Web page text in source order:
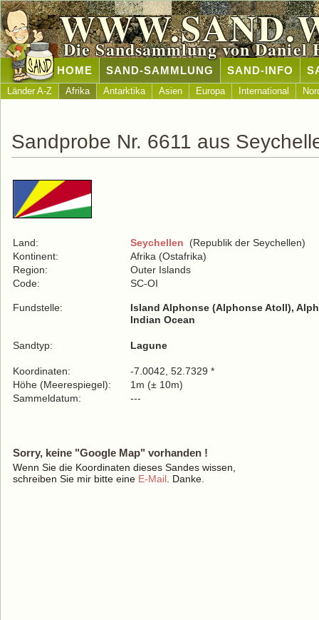
Die Sandsammlung von Daniel
HOME SAND-SAMMLUNG SAND-INFO
Länder A-Z Afrika Antarktika Asien Europa International
Sandprobe Nr. 6611 aus
Land: Seychellen (Republik der Seychellen)
Kontinent:
Afrika (Ostafrika)
Region:
Outer Islands
Code:
SC-OI
Fundstelle:
Island Alphonse (Alphonse Atoll),
Indian Ocean
Sandtyp: Lagune
Koordinaten:
-7.0042, 52.7329 *
Höhe (Meerespiegel):
1m (± 10m)
Sammeldatum:
---
Sorry, keine "Google Map" vorhanden !
Wenn Sie die Koordinaten dieses Sandes wissen,
schreiben Sie mir bitte eine E-Mail . Danke.